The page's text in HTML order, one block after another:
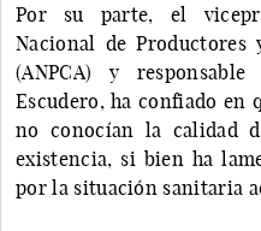
Por su parte, el
Nacional de Productores
(ANPCA) y
Escudero, ha confiado en
no conocían la calidad
existencia, si bien ha
por la situación sanitaria